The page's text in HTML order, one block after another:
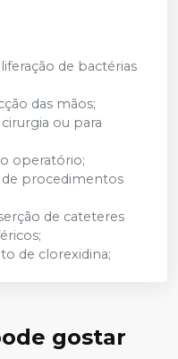
de bactérias
das mãos;
ou para
operatório;
de procedimentos
de cateteres
de clorexidina;
gostar